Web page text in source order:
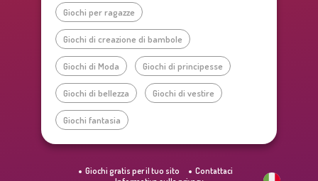
Giochi per ragazze
Giochi di creazione di bambole
Giochi di Moda Giochi di principesse
Giochi di bellezza Giochi di vestire
Giochi fantasia
Giochi gratis per il tuo sito
Contattaci